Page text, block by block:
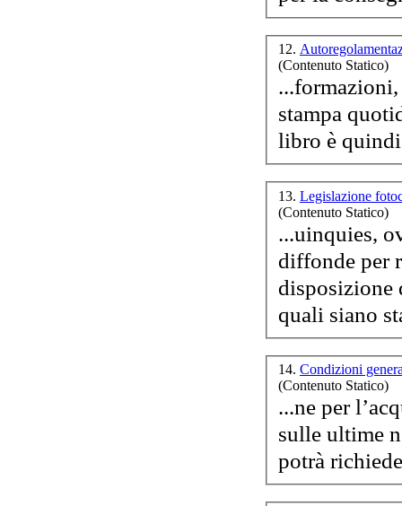
12.
(Contenuto Statico)
stampa
libro è
13. Legislazione
(Contenuto Statico)
...uinquies,
diffonde per
disposizione
quali siano
14. Condizioni
(Contenuto Statico)
...ne per
sulle ultime
potrà